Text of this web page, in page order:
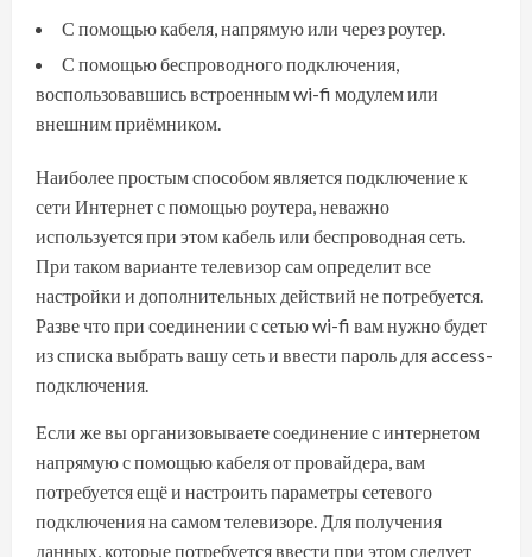
С помощью кабеля, напрямую или через роутер.
С помощью беспроводного подключения,
воспользовавшись встроенным wi-fi модулем или
внешним приёмником.
Наиболее простым способом является подключение к
сети Интернет с помощью роутера, неважно
используется при этом кабель или беспроводная сеть.
При таком варианте телевизор сам определит все
настройки и дополнительных действий не потребуется.
Разве что при соединении с сетью wi-fi вам нужно будет
из списка выбрать вашу сеть и ввести пароль для access-
подключения.
Если же вы организовываете соединение с интернетом
напрямую с помощью кабеля от провайдера, вам
потребуется ещё и настроить параметры сетевого
подключения на самом телевизоре. Для получения
данных, которые потребуется ввести при этом следует